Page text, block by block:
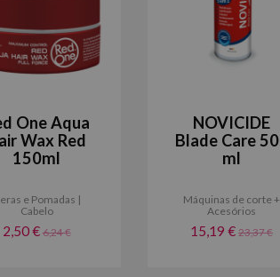
One Aqua
Wax Red
150ml
e Pomadas |
Cabelo
2,50 € 6,24 €
NOVICIDE
Blade Care
ml
Máquinas de corte +
Acesórios
15,19 €23,37 €